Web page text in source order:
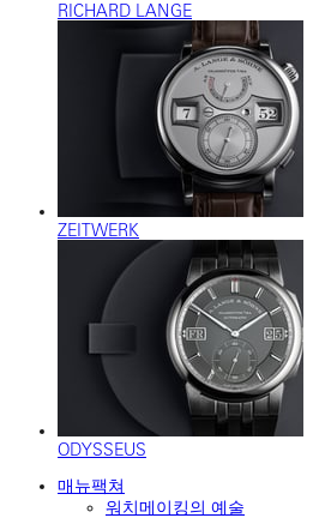
RICHARD LANGE
ZEITWERK
ODYSSEUS
매뉴팩쳐
워치메이킹의 예술